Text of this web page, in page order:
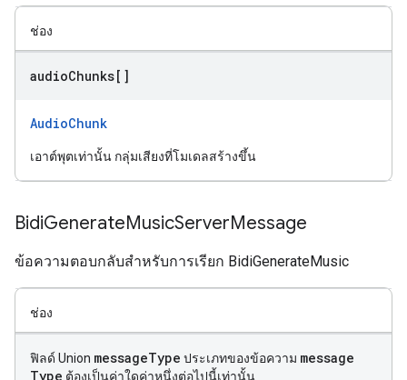
ช่อง
audioChunks[]
AudioChunk
เอาต์พุตเท่านั้น กลุ่มเสียงที่โมเดลสร้างขึ้น
BidiGenerateMusicServerMessage
ข้อความตอบกลับสำหรับการเรียก BidiGenerateMusic
ช่อง
ฟิลด์ Union messageType ประเภทของข้อความ message
Type ต้องเป็นค่าใดค่าหนึ่งต่อไปนี้เท่านั้น